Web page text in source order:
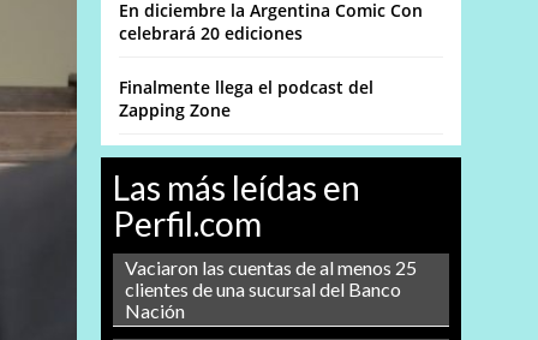
En diciembre la Argentina Comic Con
celebrará 20 ediciones
Finalmente llega el podcast del
Zapping Zone
Las más leídas en
Perfil.com
Vaciaron las cuentas de al menos 25
clientes de una sucursal del Banco
Nación